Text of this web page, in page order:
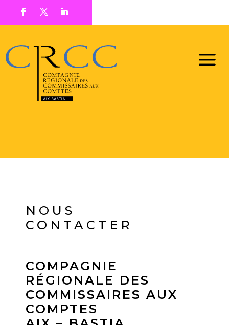
NOUS
CONTACTER
COMPAGNIE
RÉGIONALE DES
COMMISSAIRES AUX
COMPTES